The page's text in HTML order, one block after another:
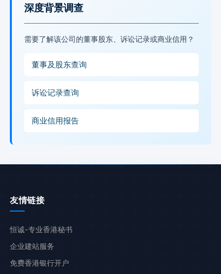
深度背景调查
需要了解该公司的董事股东、诉讼记录或商业信用？
董事及股东查询
诉讼记录查询
商业信用报告
友情链接
恒诚-专业香港秘书
企业建站服务
免费香港银行开户